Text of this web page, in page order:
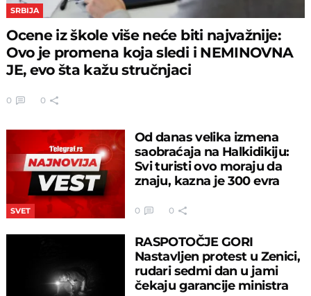
SRBIJA
Ocene iz škole više neće biti najvažnije:
Ovo je promena koja sledi i NEMINOVNA
JE, evo šta kažu stručnjaci
0 0
SVET
Od danas velika izmena
saobraćaja na Halkidikiju:
Svi turisti ovo moraju da
znaju, kazna je 300 evra
0 0
RASPOTOČJE GORI
Nastavljen protest u Zenici,
rudari sedmi dan u jami
čekaju garancije ministra